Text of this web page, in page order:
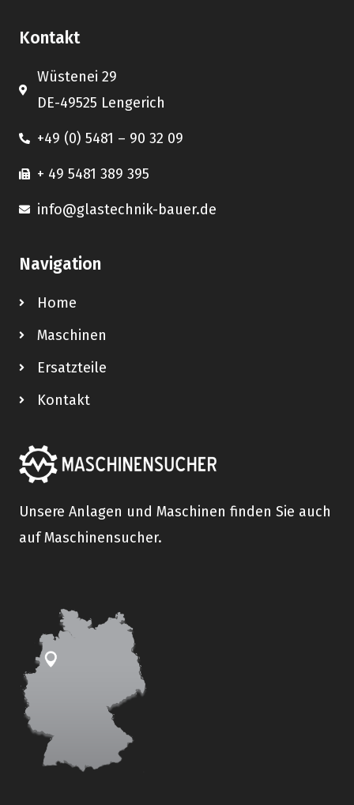
Kontakt
Wüstenei 29
DE-49525 Lengerich
+49 (0) 5481 – 90 32 09
+ 49 5481 389 395
info@glastechnik-bauer.de
Navigation
Home
Maschinen
Ersatzteile
Kontakt
Unsere Anlagen und Maschinen finden Sie auch
auf Maschinensucher.